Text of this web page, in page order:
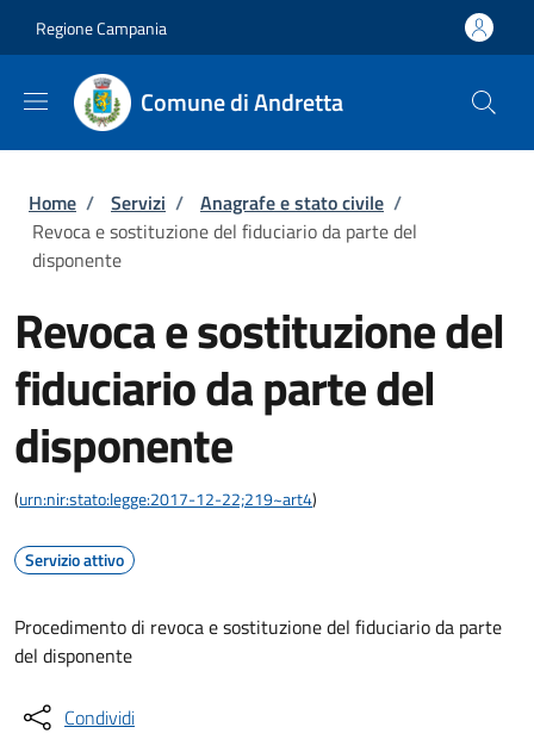
Regione Campania
Comune di Andretta
Briciole di pane
Home / Servizi / Anagrafe e stato civile /
Revoca e sostituzione del fiduciario da parte del
disponente
Revoca e sostituzione del
fiduciario da parte del
disponente
(urn:nir:stato:legge:2017-12-22;219~art4)
Servizio attivo
Procedimento di revoca e sostituzione del fiduciario da parte
del disponente
Condividi